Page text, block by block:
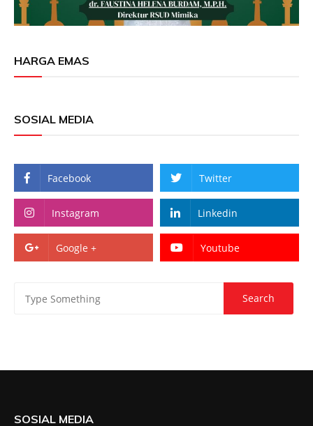
HARGA EMAS
SOSIAL MEDIA
Facebook Twitter
Instagram Linkedin
Google + Youtube
SOSIAL MEDIA